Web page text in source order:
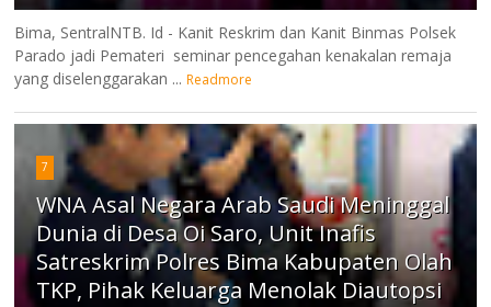
Bima, SentralNTB. Id - Kanit Reskrim dan Kanit Binmas Polsek
Parado jadi Pemateri seminar pencegahan kenakalan remaja
yang diselenggarakan ... Readmore
7
WNA Asal Negara Arab Saudi Meninggal
Dunia di Desa Oi Saro, Unit Inafis
Satreskrim Polres Bima Kabupaten Olah
TKP, Pihak Keluarga Menolak Diautopsi